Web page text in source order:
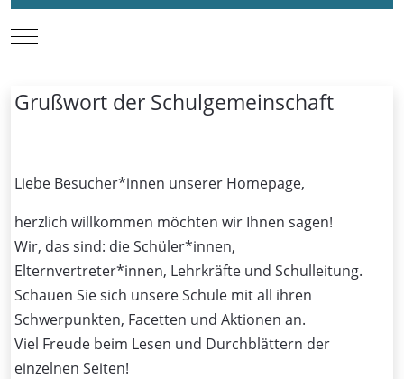
Mobile Menu Toggle
Grußwort der Schulgemeinschaft
Liebe Besucher*innen unserer Homepage,
herzlich willkommen möchten wir Ihnen sagen!
Wir, das sind: die Schüler*innen,
Elternvertreter*innen, Lehrkräfte und Schulleitung.
Schauen Sie sich unsere Schule mit all ihren
Schwerpunkten, Facetten und Aktionen an.
Viel Freude beim Lesen und Durchblättern der
einzelnen Seiten!